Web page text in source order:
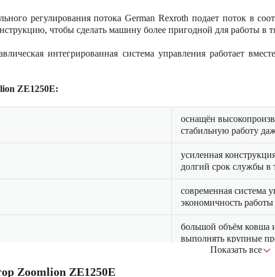
регулирования потока German Rexroth подает поток в
чтобы сделать машину более пригодной для работы в
интегрированная система управления работает
ZE1250E:
оснащён
стабильную работу
усиленная
долгий срок службы в
современная система
экономичность работы
большой объём ковша
выполнять крупные
Показать все
Zoomlion ZE1250E